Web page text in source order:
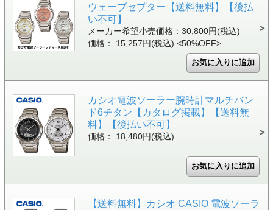
ウェーブセプター【送料無料】【後払
い不可】
メーカー希望小売価格：30,800円(税込)
価格： 15,257円(税込) <50%OFF>
カシオ電波ソーラー腕時計マルチバン
ド6チタン【カタログ掲載】【送料無
料】【後払い不可】
価格： 18,480円(税込)
【送料無料】カシオ CASIO 電波ソーラ